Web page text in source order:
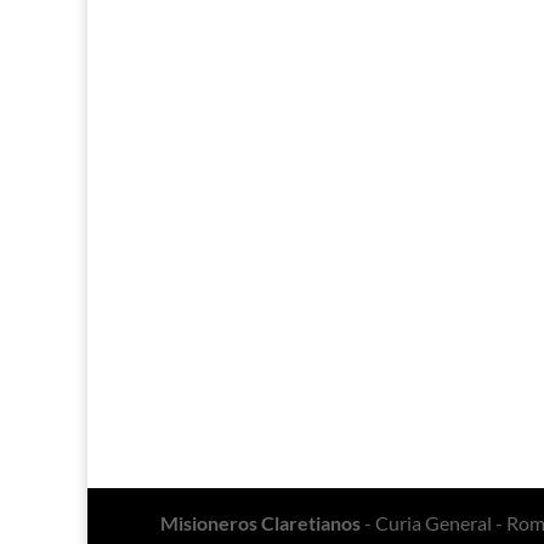
Misioneros Claretianos - Curia General -